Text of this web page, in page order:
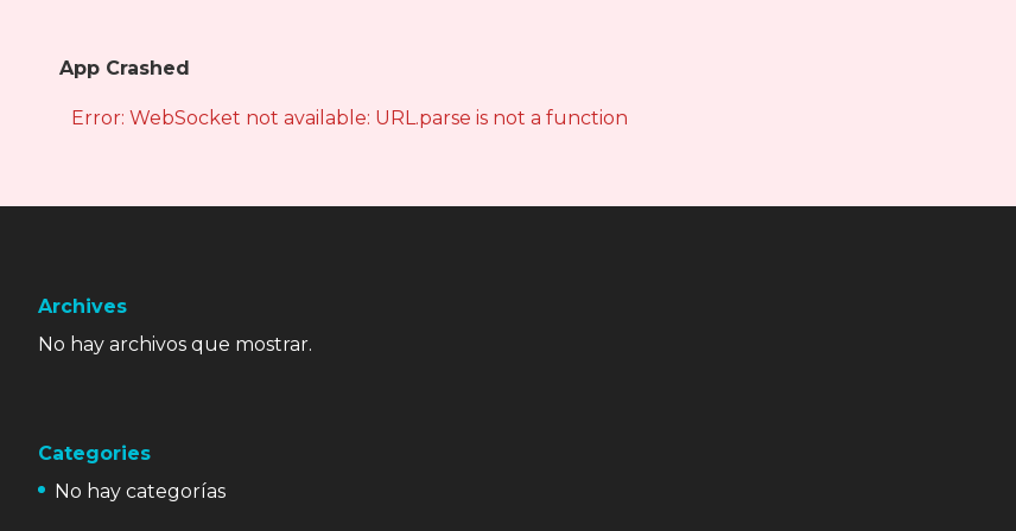
App Crashed
Error: WebSocket not available: URL.parse is not a function
Archives
No hay archivos que mostrar.
Categories
No hay categorías